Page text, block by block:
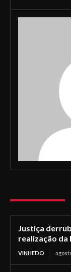
Justiça
realização da
VINHEDO